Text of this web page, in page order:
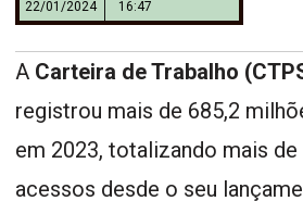
22/01/2024 16:47
A Carteira de Trabalho
registrou mais de 685,2
em 2023, totalizando mais de
acessos desde o seu